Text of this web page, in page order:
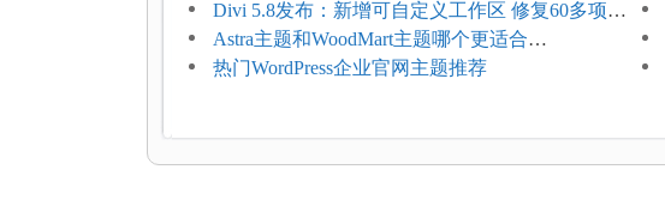
选型维度
Divi 5.8发布：新增可自定义工作区 修复60多项问
题
Astra主题和WoodMart主题哪个更适合
WooCommerce
热门WordPress企业官网主题推荐